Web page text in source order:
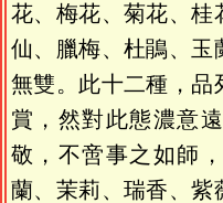
花、梅花、菊花、桂
仙、臘梅、杜鵑、玉
無雙。此十二種，品
賞，然對此態濃意
敬，不啻事之如師
蘭、茉莉、瑞香、紫